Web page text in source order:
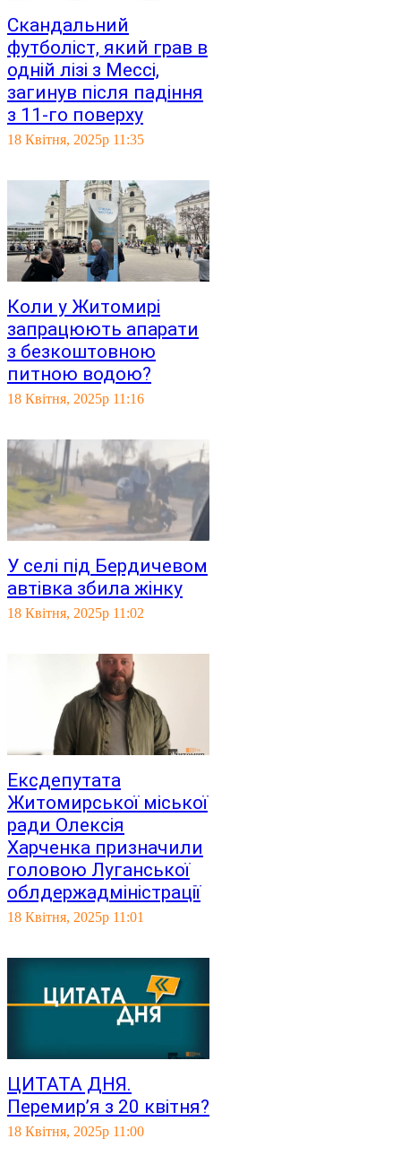
Скандальний
футболіст, який грав в
одній лізі з Мессі,
загинув після падіння
з 11-го поверху
18 Квітня, 2025р 11:35
Коли у Житомирі
запрацюють апарати
з безкоштовною
питною водою?
18 Квітня, 2025р 11:16
У селі під Бердичевом
автівка збила жінку
18 Квітня, 2025р 11:02
Ексдепутата
Житомирської міської
ради Олексія
Харченка призначили
головою Луганської
облдержадміністрації
18 Квітня, 2025р 11:01
ЦИТАТА ДНЯ.
Перемир’я з 20 квітня?
18 Квітня, 2025р 11:00